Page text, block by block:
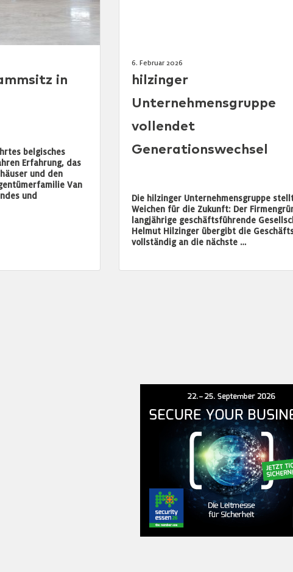
in
belgisches
Erfahrung, das
und den
Van
und
6. Februar 2026
hilzinger
Unternehmensgruppe
vollendet
Generationswechsel
Die hilzinger Unternehmensgruppe
Weichen für die Zukunft: Der
langjährige geschäftsführende
Helmut Hilzinger übergibt die
vollständig an die nächste …